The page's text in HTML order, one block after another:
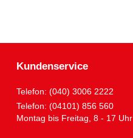
Kundenservice
Telefon: (040) 3006 2222
Telefon: (04101) 856 560
Montag bis Freitag, 8 - 17 Uhr